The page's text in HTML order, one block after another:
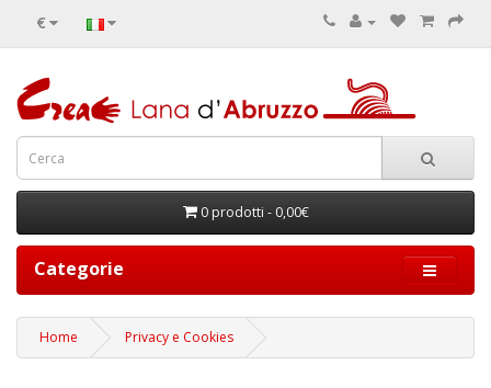
€
0 prodotti - 0,00€
Categorie
Home Privacy e Cookies